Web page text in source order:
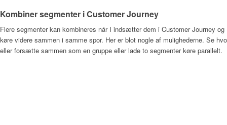
Kombiner segmenter i Customer Journey
Flere segmenter kan kombineres når I indsætter dem i Customer Journey
køre videre sammen i samme spor. Her er blot nogle af mulighederne. Se
eller forsætte sammen som en gruppe eller lade to segmenter køre parallelt.